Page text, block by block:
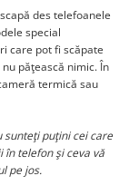
des telefoanele
special
care pot fi scăpate
păţească nimic. În
termică sau
sunteţi puţini cei care
telefon şi ceva vă
pe jos.